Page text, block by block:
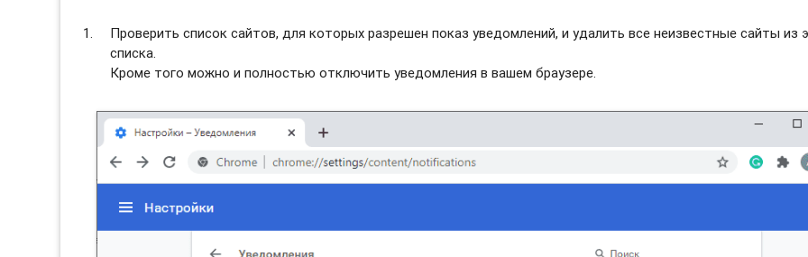
Проверить список сайтов, для которых разрешен показ уведомлений, и удалить все неизвестные сайты из
списка.
Кроме того можно и полностью отключить уведомления в вашем браузере.